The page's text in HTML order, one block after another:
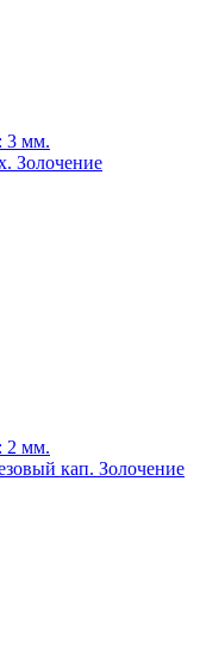
3 мм.
Золочение
2 мм.
кап. Золочение